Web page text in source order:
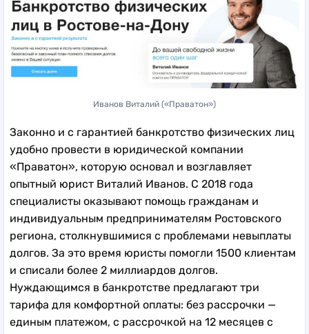
Иванов Виталий («Праватон»)
Законно и с гарантией банкротство физических лиц
удобно провести в юридической компании
«Праватон», которую основал и возглавляет
опытный юрист Виталий Иванов. С 2018 года
специалисты оказывают помощь гражданам и
индивидуальным предпринимателям Ростовского
региона, столкнувшимися с проблемами невыплаты
долгов. За это время юристы помогли 1500 клиентам
и списали более 2 миллиардов долгов.
Нуждающимся в банкротстве предлагают три
тарифа для комфортной оплаты: без рассрочки —
единым платежом, с рассрочкой на 12 месяцев с